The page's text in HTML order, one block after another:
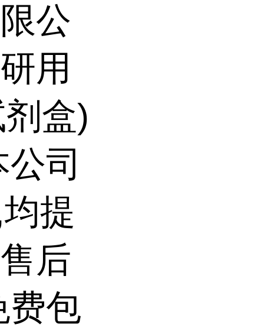
公
用
盒)
司
提
后
费包